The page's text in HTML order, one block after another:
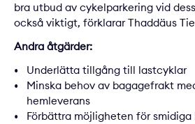
bra utbud av cykelparkering vid
också viktigt, förklarar Thaddäus
Andra åtgärder:
Underlätta tillgång till lastcyklar
Minska behov av bagagefrakt
hemleverans
Förbättra möjligheten för